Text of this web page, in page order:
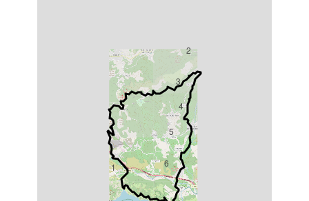
1
2
3
4
5
6